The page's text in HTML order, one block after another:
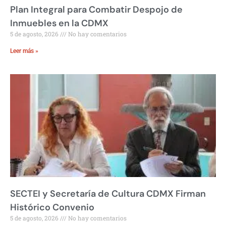
Plan Integral para Combatir Despojo de
Inmuebles en la CDMX
5 de agosto, 2026 No hay comentarios
Leer más »
SECTEI y Secretaría de Cultura CDMX Firman
Histórico Convenio
5 de agosto, 2026 No hay comentarios